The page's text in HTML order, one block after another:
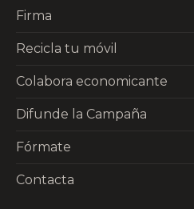
Firma
Recicla tu móvil
Colabora economicante
Difunde la Campaña
Fórmate
Contacta